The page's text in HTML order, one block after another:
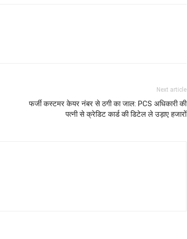
Next article
फर्जी कस्टमर केयर नंबर से ठगी का जाल: PCS अधिकारी की
पत्नी से क्रेडिट कार्ड की डिटेल ले उड़ाए हजारों